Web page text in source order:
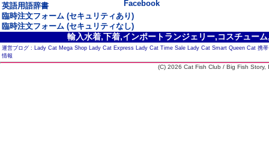
英語用語辞書
Facebook
臨時注文フォーム (セキュリティあり)
臨時注文フォーム (セキュリティなし)
輸入水着,下着,インポートランジェリー,コスチュー
運営ブログ : Lady Cat Mega Shop Lady Cat Express Lady Cat Time Sale Lady Cat Smart Queen Cat 携
情報
(C) 2026 Cat Fish Club / Big Fish Story,